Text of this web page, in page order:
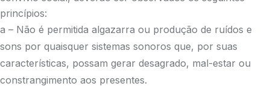
princípios:
a – Não é permitida algazarra ou produção de ruídos e
sons por quaisquer sistemas sonoros que, por suas
características, possam gerar desagrado, mal-estar ou
constrangimento aos presentes.